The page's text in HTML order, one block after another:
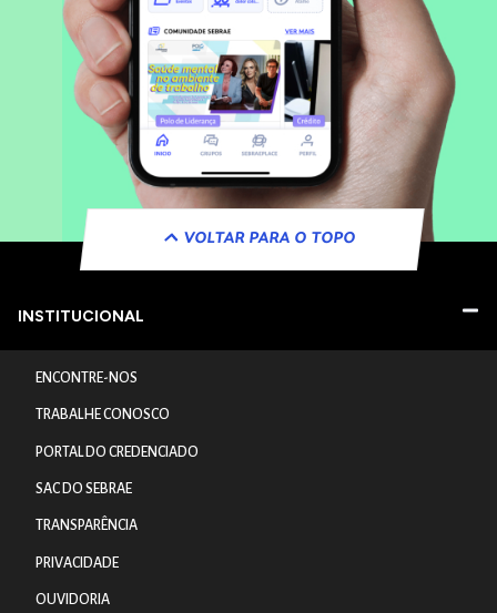
VOLTAR PARA O TOPO
INSTITUCIONAL
ENCONTRE-NOS
TRABALHE CONOSCO
PORTAL DO CREDENCIADO
SAC DO SEBRAE
TRANSPARÊNCIA
PRIVACIDADE
OUVIDORIA